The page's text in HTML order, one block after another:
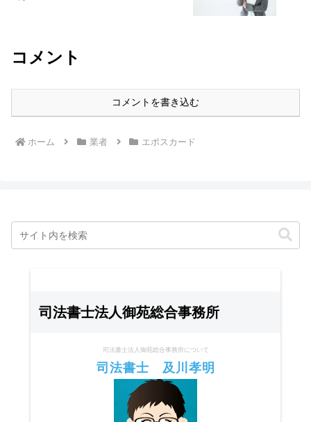
コメント
コメントを書き込む
ホーム 業者 エポスカード
司法書士法人御苑総合事務所
司法書士法人御苑総合事務所について
司法書士 及川孝明